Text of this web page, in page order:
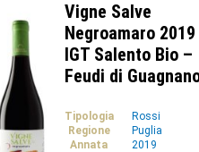
Vigne Salve
Negroamaro
IGT Salento Bio –
Feudi di
Tipologia
Rossi
Regione
Puglia
Annata
2019